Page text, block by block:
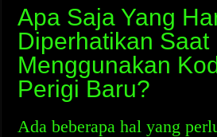
Apa Saja Yang
Diperhatikan Saat
Menggunakan
Perigi Baru?
Ada beberapa hal yang